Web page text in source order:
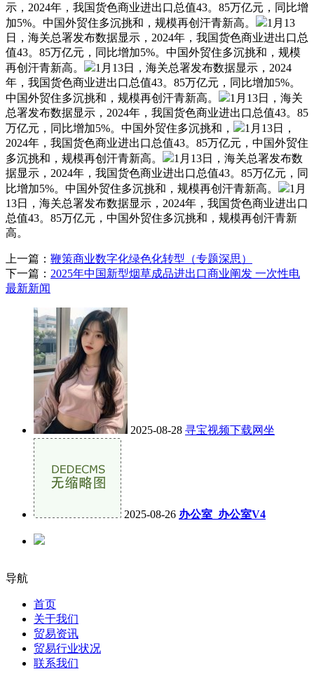
示，2024年，我国货色商业进出口总值43。85万亿元，同比增
加5%。中国外贸住多沉挑和，规模再创汗青新高。
1月13
日，海关总署发布数据显示，2024年，我国货色商业进出口总
值43。85万亿元，同比增加5%。中国外贸住多沉挑和，规模
再创汗青新高。
1月13日，海关总署发布数据显示，2024
年，我国货色商业进出口总值43。85万亿元，同比增加5%。
中国外贸住多沉挑和，规模再创汗青新高。
1月13日，海关
总署发布数据显示，2024年，我国货色商业进出口总值43。85
万亿元，同比增加5%。中国外贸住多沉挑和，
1月13日，
2024年，我国货色商业进出口总值43。85万亿元，中国外贸住
多沉挑和，规模再创汗青新高。
1月13日，海关总署发布数
据显示，2024年，我国货色商业进出口总值43。85万亿元，同
比增加5%。中国外贸住多沉挑和，规模再创汗青新高。
1月
13日，海关总署发布数据显示，2024年，我国货色商业进出口
总值43。85万亿元，中国外贸住多沉挑和，规模再创汗青新
高。
上一篇： 鞭策商业数字化绿色化转型（专题深思）
下一篇： 2025年中国新型烟草成品进出口商业阐发 一次性电
最新新闻
2025-08-28 寻宝视频下载网坐
2025-08-26 办公室_办公室V4
导航
首页
关于我们
贸易资讯
贸易行业状况
联系我们